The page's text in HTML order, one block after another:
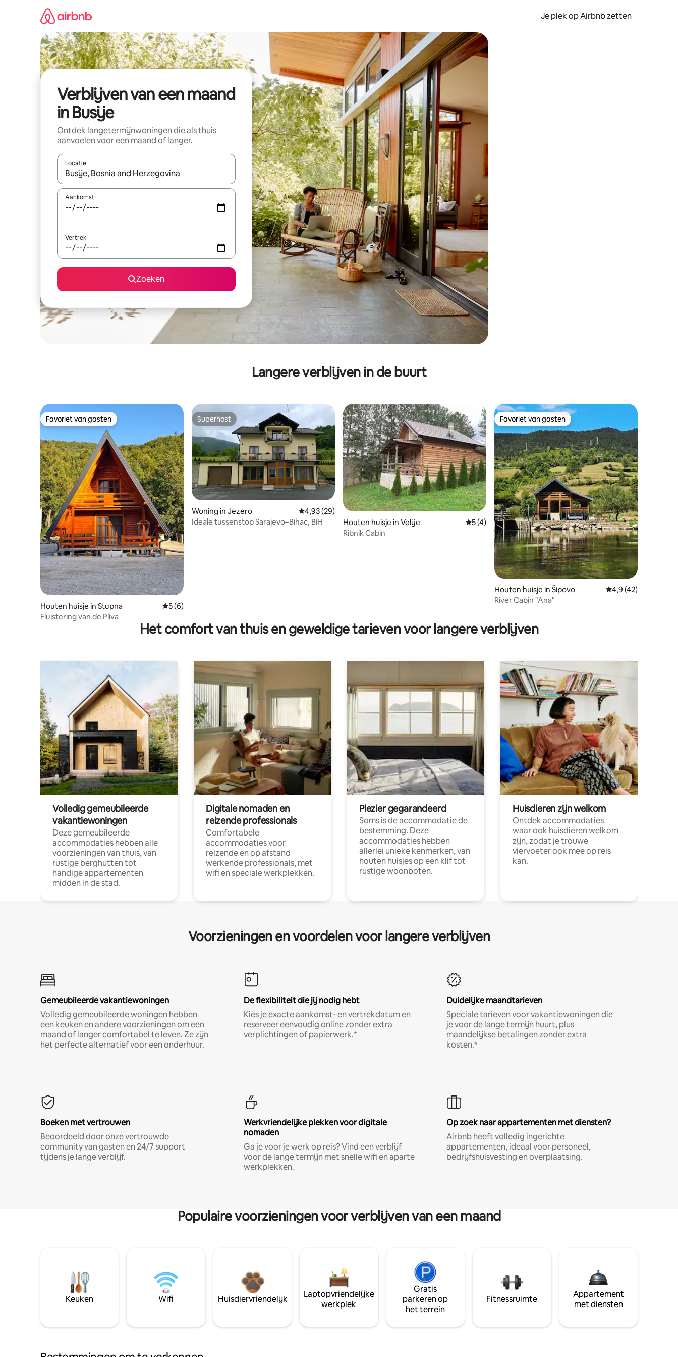
Je plek op Airbnb zetten
Verblijven van een maand
in Busije
Ontdek langetermijnwoningen die als thuis
aanvoelen voor een maand of langer.
Locatie
Wanneer er resultaten beschikbaar zijn, maak je een keuze met je de pijltjestoetsen omhoog en omlaag, óf door te tikken of swipen.
Aankomst
Vertrek
Zoeken
Langere verblijven in de buurt
Favoriet van gasten
Favoriet van gasten
Houten huisje in Stupna Gemiddelde beoordeling van 5 op 5, 6 recensies
5 (6)
Fluistering van de Pliva
Superhost
Superhost
Woning in Jezero Gemiddelde beoordeling van 4,93 op 5, 29 recensies
4,93 (29)
Ideale tussenstop Sarajevo–Bihac, BiH
Houten huisje in Velije Gemiddelde beoordeling van 5 op 5, 4 recensies
5 (4)
Ribnik Cabin
Favoriet van gasten
Favoriet van gasten
Houten huisje in Šipovo Gemiddelde
4,9 (42)
River Cabin "Ana"
Het comfort van thuis en geweldige tarieven voor langere verblijven
Volledig gemeubileerde
vakantiewoningen
Deze gemeubileerde
accommodaties hebben alle
voorzieningen van thuis, van
rustige berghutten tot
handige appartementen
midden in de stad.
Digitale nomaden en
reizende professionals
Comfortabele
accommodaties voor
reizende en op afstand
werkende professionals, met
wifi en speciale werkplekken.
Plezier gegarandeerd
Soms is de accommodatie de
bestemming. Deze
accommodaties hebben
allerlei unieke kenmerken, van
houten huisjes op een klif tot
rustige woonboten.
Huisdieren zijn welkom
Ontdek accommodaties
waar ook huisdieren welkom
zijn, zodat je trouwe
viervoeter ook mee op reis
kan.
Voorzieningen en voordelen voor langere verblijven
Gemeubileerde vakantiewoningen
Volledig gemeubileerde woningen hebben
een keuken en andere voorzieningen om een
maand of langer comfortabel te leven. Ze zijn
het perfecte alternatief voor een onderhuur.
De flexibiliteit die jij nodig hebt
Kies je exacte aankomst- en vertrekdatum en
reserveer eenvoudig online zonder extra
verplichtingen of papierwerk.*
Duidelijke maandtarieven
Speciale tarieven voor vakantiewoningen die
je voor de lange termijn huurt, plus
maandelijkse betalingen zonder extra
kosten.*
Boeken met vertrouwen
Beoordeeld door onze vertrouwde
community van gasten en 24/7 support
tijdens je lange verblijf.
Werkvriendelijke plekken voor digitale
nomaden
Ga je voor je werk op reis? Vind een verblijf
voor de lange termijn met snelle wifi en aparte
werkplekken.
Op zoek naar appartementen met diensten?
Airbnb heeft volledig ingerichte
appartementen, ideaal voor personeel,
bedrijfshuisvesting en overplaatsing.
Populaire voorzieningen voor verblijven van een maand
Keuken Wifi Huisdiervriendelijk
Laptopvriendelijke
werkplek
Gratis
parkeren op
het terrein
Fitnessruimte
Appartement
met diensten